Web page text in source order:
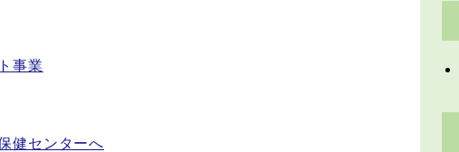
事業
健センターへ